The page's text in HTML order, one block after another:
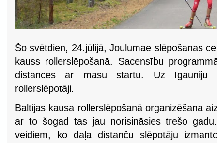
Šo svētdien, 24.jūlijā, Joulumae slēpošanas
kauss rollerslēpošanā. Sacensību
distances ar masu startu. Uz Igauniju
rollerslēpotāji.
Baltijas kausa rollerslēpošanā organizēšana
ar to šogad tas jau norisināsies trešo
veidiem, ko daļa distanču slēpotāju